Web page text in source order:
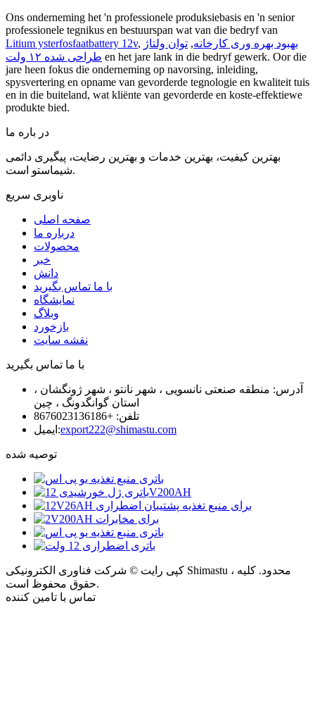
Ons onderneming het 'n professionele produksiebasis en 'n senior
professionele tegnikus en bestuurspan wat van die bedryf van
Litium ysterfosfaatbattery 12v, بهبود بهره وری کارخانه, توان ولتاژ
طراحی شده ۱۲ ولت en het jare lank in die bedryf gewerk. Oor die
jare heen fokus die onderneming op navorsing, inleiding,
spysvertering en opname van gevorderde tegnologie en kwaliteit tuis
en in die buiteland, wat kliënte van gevorderde en koste-effektiewe
produkte bied.
در باره ما
بهترین کیفیت، بهترین خدمات و بهترین رضایت، پیگیری دائمی
شیماستو است.
ناوبری سریع
صفحه اصلی
درباره ما
محصولات
خبر
دانش
با ما تماس بگیرید
نمایشگاه
وبلاگ
بازخورد
نقشه سایت
با ما تماس بگیرید
آدرس: منطقه صنعتی نانسویی ، شهر نانتو ، شهر ژونگشان ،
استان گوانگدونگ ، چین
تلفن: +8676023136186
ایمیل:export222@shimastu.com
توصیه شده
کپی رایت © شرکت فناوری الکترونیکی Shimastu ، محدود. کلیه
حقوق محفوظ است.
تماس با تامین کننده